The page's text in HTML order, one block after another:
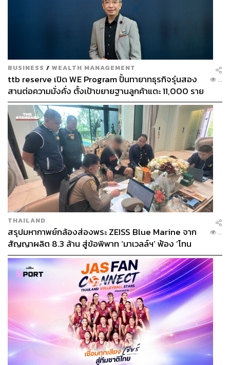
BUSINESS / WEALTH MANAGEMENT
ttb reserve เปิด WE Program ปั้นทายาทธุรกิจรุ่นสอง
สานต่อความมั่งคั่ง ตั้งเป้าขยายฐานลูกค้าแตะ 11,000 ราย
ดัน AUM เติบโต 10% ต่อปีในอีก 3-5 ปีข้างหน้า
...
THAILAND
สรุปมหากาพย์กล้องส่องพระ ZEISS Blue Marine จาก
สัญญาผลิต 8.3 ล้าน สู่ข้อพิพาท ‘มาเวลล์ฯ’ ฟ้อง ‘โทน
บางแค’ ผิดนัดจ่ายหนี้-แอบระบุแบรนด์
...